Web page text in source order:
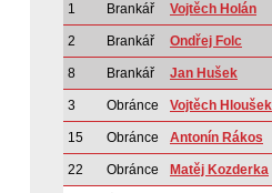
1
Brankář Vojtěch Holán
2 Brankář Ondřej Folc
8 Brankář Jan Hušek
3 Obránce Vojtěch Hloušek
15 Obránce Antonín Rákos
22 Obránce Matěj Kozderka